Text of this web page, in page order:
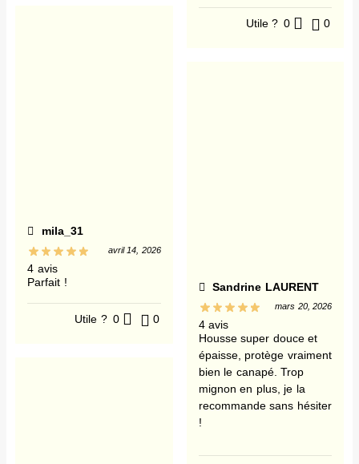
mila_31
4 avis
avril 14, 2026
Parfait !
Utile ? 0 0
Utile ? 0 0
Sandrine LAURENT
4 avis
mars 20, 2026
Housse super douce et
épaisse, protège vraiment
bien le canapé. Trop
mignon en plus, je la
recommande sans hésiter
!